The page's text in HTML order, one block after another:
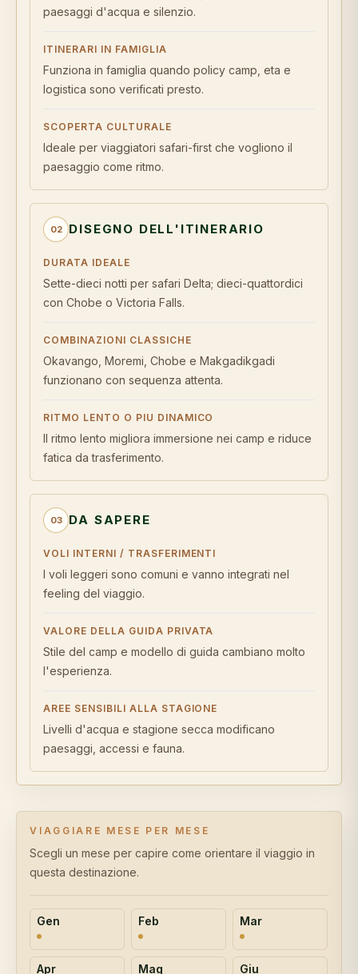
paesaggi d'acqua e silenzio.
ITINERARI IN FAMIGLIA
Funziona in famiglia quando policy camp, eta e
logistica sono verificati presto.
SCOPERTA CULTURALE
Ideale per viaggiatori safari-first che vogliono il
paesaggio come ritmo.
02 DISEGNO DELL'ITINERARIO
DURATA IDEALE
Sette-dieci notti per safari Delta; dieci-quattordici
con Chobe o Victoria Falls.
COMBINAZIONI CLASSICHE
Okavango, Moremi, Chobe e Makgadikgadi
funzionano con sequenza attenta.
RITMO LENTO O PIU DINAMICO
Il ritmo lento migliora immersione nei camp e riduce
fatica da trasferimento.
03 DA SAPERE
VOLI INTERNI / TRASFERIMENTI
I voli leggeri sono comuni e vanno integrati nel
feeling del viaggio.
VALORE DELLA GUIDA PRIVATA
Stile del camp e modello di guida cambiano molto
l'esperienza.
AREE SENSIBILI ALLA STAGIONE
Livelli d'acqua e stagione secca modificano
paesaggi, accessi e fauna.
VIAGGIARE MESE PER MESE
Scegli un mese per capire come orientare il viaggio in
questa destinazione.
Gen Feb Mar
Apr Mag Giu